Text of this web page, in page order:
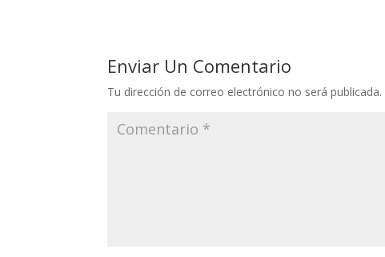
Enviar Un Comentario
Tu dirección de correo electrónico no será publicada.